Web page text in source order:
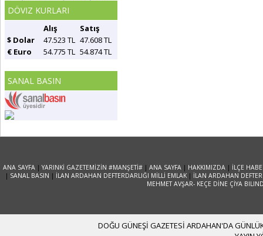
DÖVIZ KURLARI
Alış
Satış
$ Dolar
47.523 TL 47.608 TL
€ Euro
54.775 TL 54.874 TL
SANAL BASIN
ANA SAYFA |YARINKİ GAZETEMİZİN #MANŞETİ# |ANA SAYFA | HAKKIMIZDA | İLÇE
| SANAL BASIN | İLAN ARDAHAN DEFTERDARLIĞI MİLLİ EMLAK | İLAN ARDAHAN
MEHMET AVŞAR- KEÇE DİNE ÇİYA
DOĞU GÜNEŞİ GAZETESİ ARDAHAN'DA